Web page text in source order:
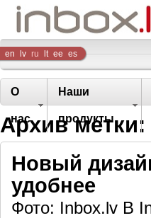
Inbox
Company
en lv ru lt ee es
О
нас
Наши
продукты
Архив метки:
Новый
удобнее
Фото: Inbox.lv В